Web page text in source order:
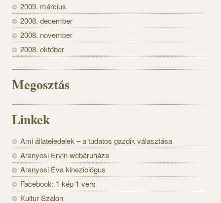
2009. március
2008. december
2008. november
2008. október
Megosztás
Linkek
Ami állateledelek – a tudatos gazdik választása
Aranyosi Ervin webáruháza
Aranyosi Éva kineziológus
Facebook: 1 kép 1 vers
Kultur Szalon